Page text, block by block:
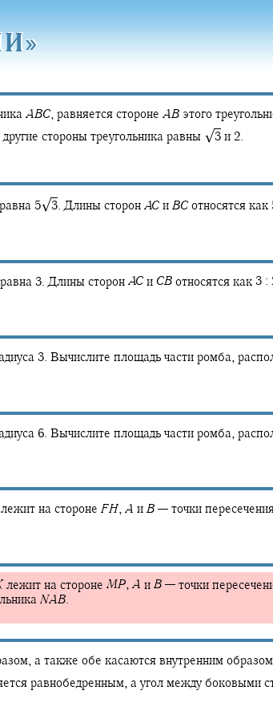
И»
И»
ABC, равняется стороне AB этого
другие стороны треугольника равны √3 и 2.
равна 5‍√3. Длины сторон AC и BC относятся как
равна 3. Длины сторон AC и CB относятся как 3 :
3. Вычислите площадь части ромба,
6. Вычислите площадь части ромба,
лежит на стороне FH, A и B — точки
лежит на стороне MP, A и B — точки
NAB.
а также обе касаются внутренним
равнобедренным, а угол между боковыми